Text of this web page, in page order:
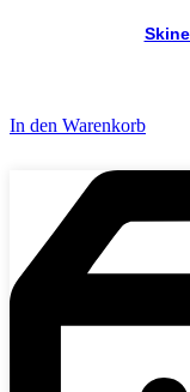
In den Warenkorb